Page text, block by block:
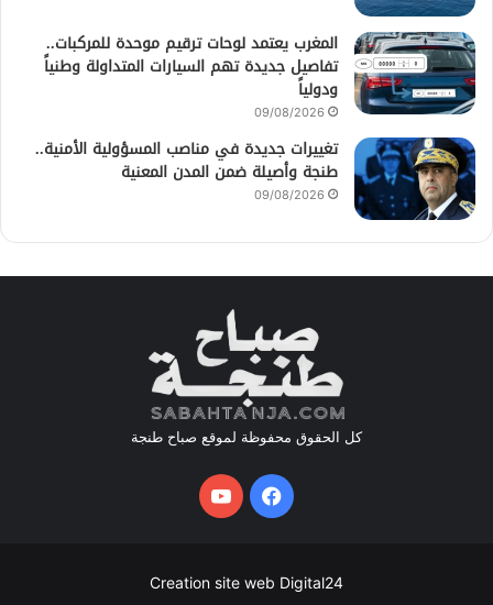
المغرب يعتمد لوحات ترقيم موحدة للمركبات..
تفاصيل جديدة تهم السيارات المتداولة وطنياً
ودولياً
09/08/2026
تغييرات جديدة في مناصب المسؤولية الأمنية..
طنجة وأصيلة ضمن المدن المعنية
09/08/2026
كل الحقوق محفوظة لموقع صباح طنجة
فيسبوكيوتيوب
Creation site web Digital24